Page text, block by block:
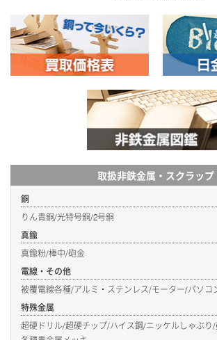
取扱非鉄金属・スクラップ
銅
りん青銅/光特号銅/2号銅
真鍮
真鍮粉/棒中/砲金
電線・その他
被覆電線各種/アルミ・ステンレス/モーター/パソコ
特殊金属
超硬ドリル/超硬チップ/ハイス鋼/ニッケルしゃぶり/